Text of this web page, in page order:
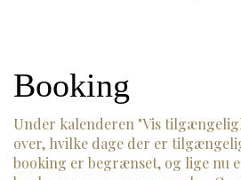
Booking
Under kalenderen "Vis
over, hvilke dage der er
booking er begrænset, og lige nu